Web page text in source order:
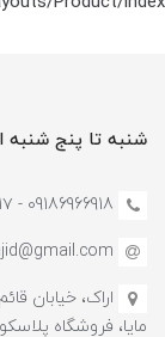
شنبه تا پنج شنبه ازساعت 10 الی 22
09186966918 - 0935779491۷
اراک، خیابان
مایا، فروشگاه